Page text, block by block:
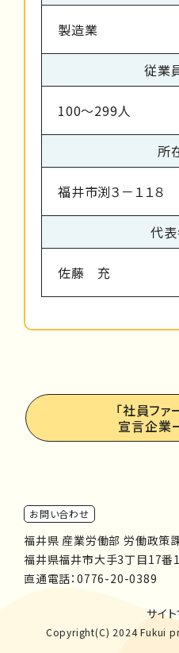
製造業
従業
100～299人
所
福井市渕３－１１８
代
佐藤 充
「社員ファ
宣言企業
お問い合わせ
福井県 産業労働部 労働政策
福井県福井市大手3丁目17番
直通電話： 0776-20-0389
サイ
Copyright(C) 2024 Fukui